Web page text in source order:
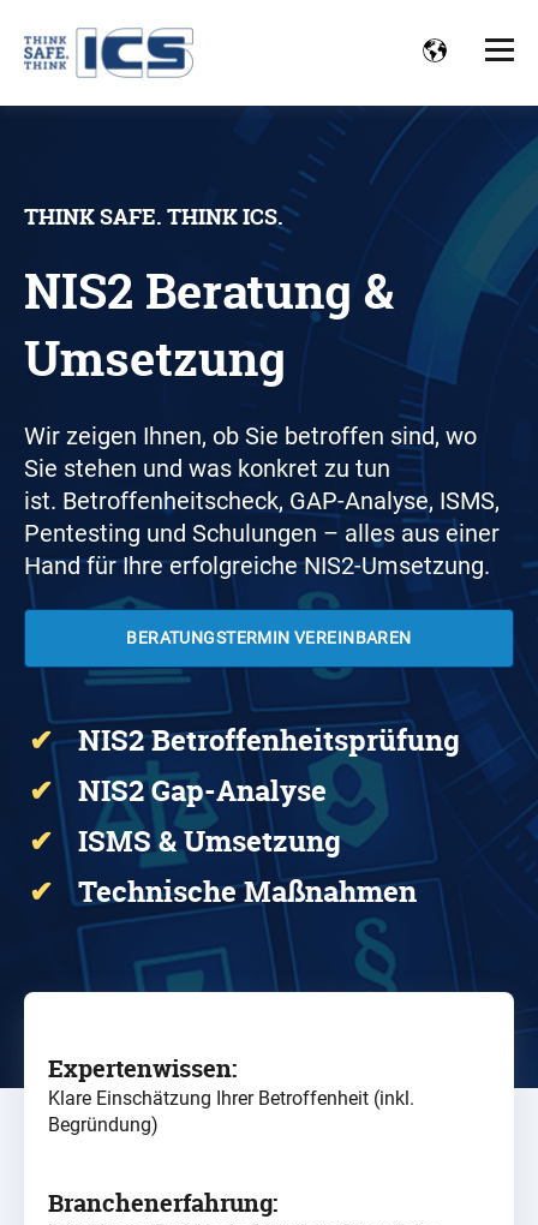
THINK SAFE. THINK ICS.
NIS2 Beratung &
Umsetzung
Wir zeigen Ihnen, ob Sie betroffen sind, wo
Sie stehen und was konkret zu tun
ist. Betroffenheitscheck, GAP-Analyse, ISMS,
Pentesting und Schulungen – alles aus einer
Hand für Ihre erfolgreiche NIS2-Umsetzung.
BERATUNGSTERMIN VEREINBAREN
✔
NIS2 Betroffenheitsprüfung
✔
NIS2 Gap-Analyse
✔
ISMS & Umsetzung
✔
TechnischeMaßnahmen
Expertenwissen:
Klare Einschätzung Ihrer Betroffenheit (inkl.
Begründung)
Branchenerfahrung: